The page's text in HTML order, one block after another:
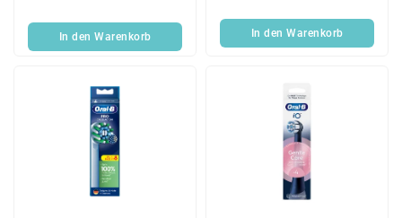
In den Warenkorb In den Warenkorb